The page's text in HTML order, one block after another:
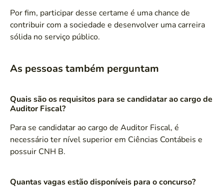
Por fim, participar desse certame é uma chance de
contribuir com a sociedade e desenvolver uma carreira
sólida no serviço público.
As pessoas também perguntam
Quais são os requisitos para se candidatar ao cargo de
Auditor Fiscal?
Para se candidatar ao cargo de Auditor Fiscal, é
necessário ter nível superior em Ciências Contábeis e
possuir CNH B.
Quantas vagas estão disponíveis para o concurso?